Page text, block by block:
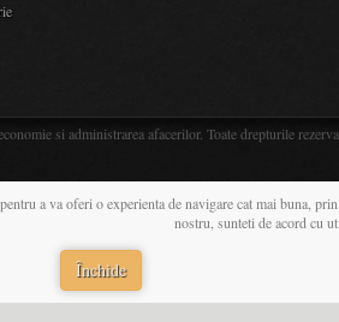
si administrarea afacerilor. Toate drepturile
a va oferi o experienta de navigare cat mai buna,
nostru, sunteti de acord cu
Închide